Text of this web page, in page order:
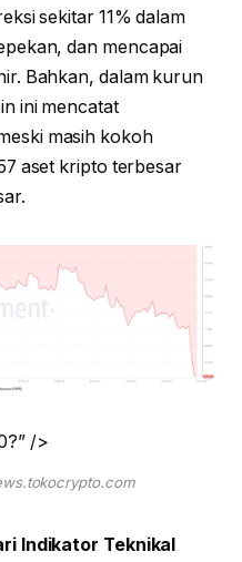
sekitar 11% dalam
dan mencapai
Bahkan, dalam kurun
ini mencatat
masih kokoh
aset kripto terbesar
/>
Indikator Teknikal